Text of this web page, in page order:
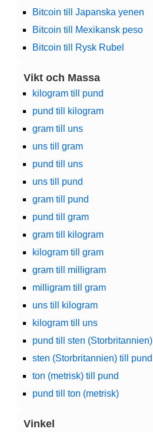
Bitcoin till Japanska yenen
Bitcoin till Mexikansk peso
Bitcoin till Rysk Rubel
Vikt och Massa
kilogram till pund
pund till kilogram
gram till uns
uns till gram
pund till uns
uns till pund
gram till pund
pund till gram
gram till kilogram
kilogram till gram
gram till milligram
milligram till gram
uns till kilogram
kilogram till uns
pund till sten (Storbritannien)
sten (Storbritannien) till pund
ton (metrisk) till pund
pund till ton (metrisk)
Vinkel